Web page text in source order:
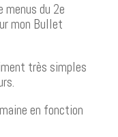
menus du 2e
mon Bullet
très simples
en fonction